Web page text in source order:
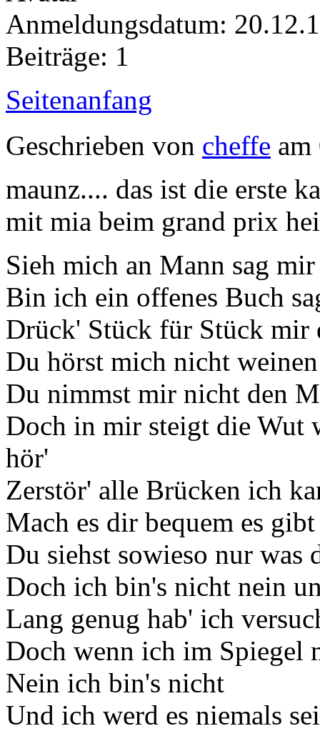
Anmeldungsdatum:
Beiträge: 1
Seitenanfang
Geschrieben von cheffe
maunz.... das ist die erste
mit mia beim grand prix
Sieh mich an Mann sag
Bin ich ein offenes Buch
Drück' Stück für Stück mir
Du hörst mich nicht
Du nimmst mir nicht den
Doch in mir steigt die Wut
hör'
Zerstör' alle Brücken ich
Mach es dir bequem es
Du siehst sowieso nur
Doch ich bin's nicht nein
Lang genug hab' ich
Doch wenn ich im Spiegel
Nein ich bin's nicht
Und ich werd es niemals